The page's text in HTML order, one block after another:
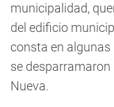
municipalidad,
del edificio
consta en algunas
se desparramaron
Nueva.